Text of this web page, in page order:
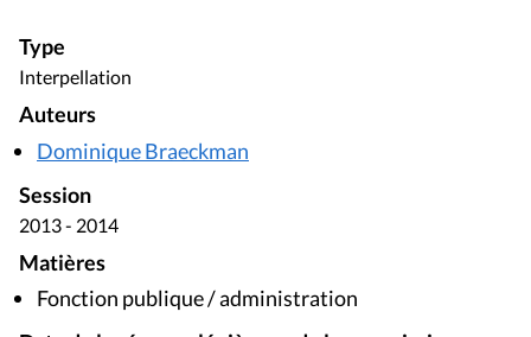
Type
Interpellation
Auteurs
Dominique Braeckman
Session
2013 - 2014
Matières
Fonction publique / administration